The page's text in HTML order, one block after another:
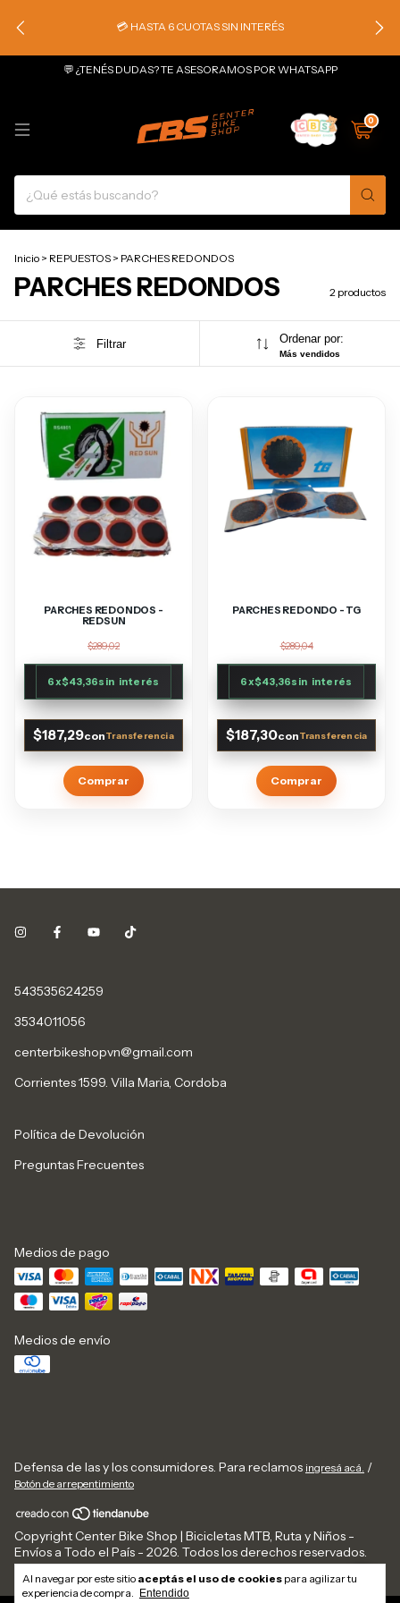
💳 HASTA 6 CUOTAS SIN INTERÉS
💬 ¿TENÉS DUDAS? TE ASESORAMOS POR WHATSAPP
0
Al navegar por este sitio aceptás el uso de cookies para agilizar tu
experiencia de compra.
Entendido
Inicio > REPUESTOS > PARCHES REDONDOS
PARCHES REDONDOS 2 productos
Filtrar Ordenar por:
Más vendidos
PARCHES REDONDOS -
REDSUN
$289,02
6x$43,36sin interés
$187,29con
Comprar
PARCHES REDONDO - TG
$289,04
6x$43,36sin interés
$187,30con
Comprar
543535624259
3534011056
centerbikeshopvn@gmail.com
Corrientes 1599. Villa Maria, Cordoba
Política de Devolución
Preguntas Frecuentes
Medios de pago
Medios de envío
Defensa de las y los consumidores. Para reclamos ingresá acá. /
Botón de arrepentimiento
Copyright Center Bike Shop | Bicicletas MTB, Ruta y Niños -
Envíos a Todo el País - 2026. Todos los derechos reservados.